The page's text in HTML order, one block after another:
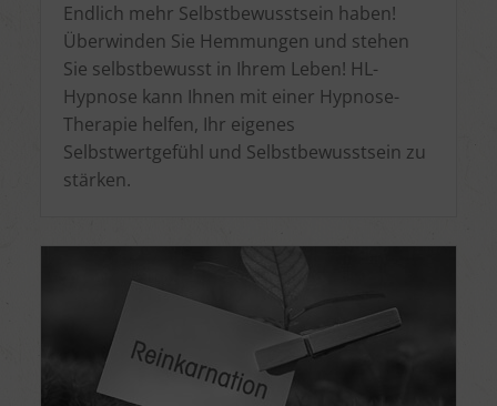
Endlich mehr Selbstbewusstsein haben!
Überwinden Sie Hemmungen und stehen
Sie selbstbewusst in Ihrem Leben! HL-
Hypnose kann Ihnen mit einer Hypnose-
Therapie helfen, Ihr eigenes
Selbstwertgefühl und Selbstbewusstsein zu
stärken.